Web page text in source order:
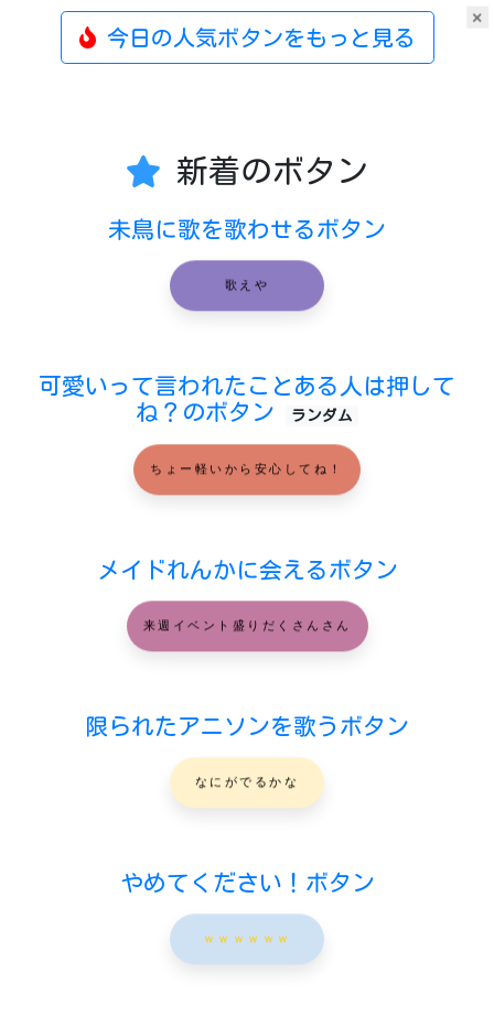
×
今日の人気ボタンをもっと見る
新着のボタン
未鳥に歌を歌わせるボタン
歌えや
可愛いって言われたことある人は押して
ね？のボタン
ランダム
ちょー軽いから安心してね！
メイドれんかに会えるボタン
来週イベント盛りだくさんさん
限られたアニソンを歌うボタン
なにがでるかな
やめてください！ボタン
ｗｗｗｗｗｗ